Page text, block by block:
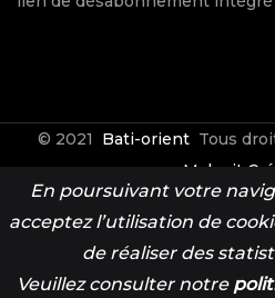
© 2021 Bati-orient Tous
Make it
Contact
En poursuivant votre
acceptez l’utilisation de
de réaliser des
Veuillez consulter notre